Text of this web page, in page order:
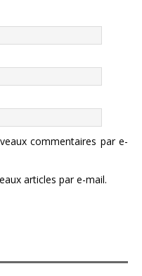
commentaires par e-
articles par e-mail.